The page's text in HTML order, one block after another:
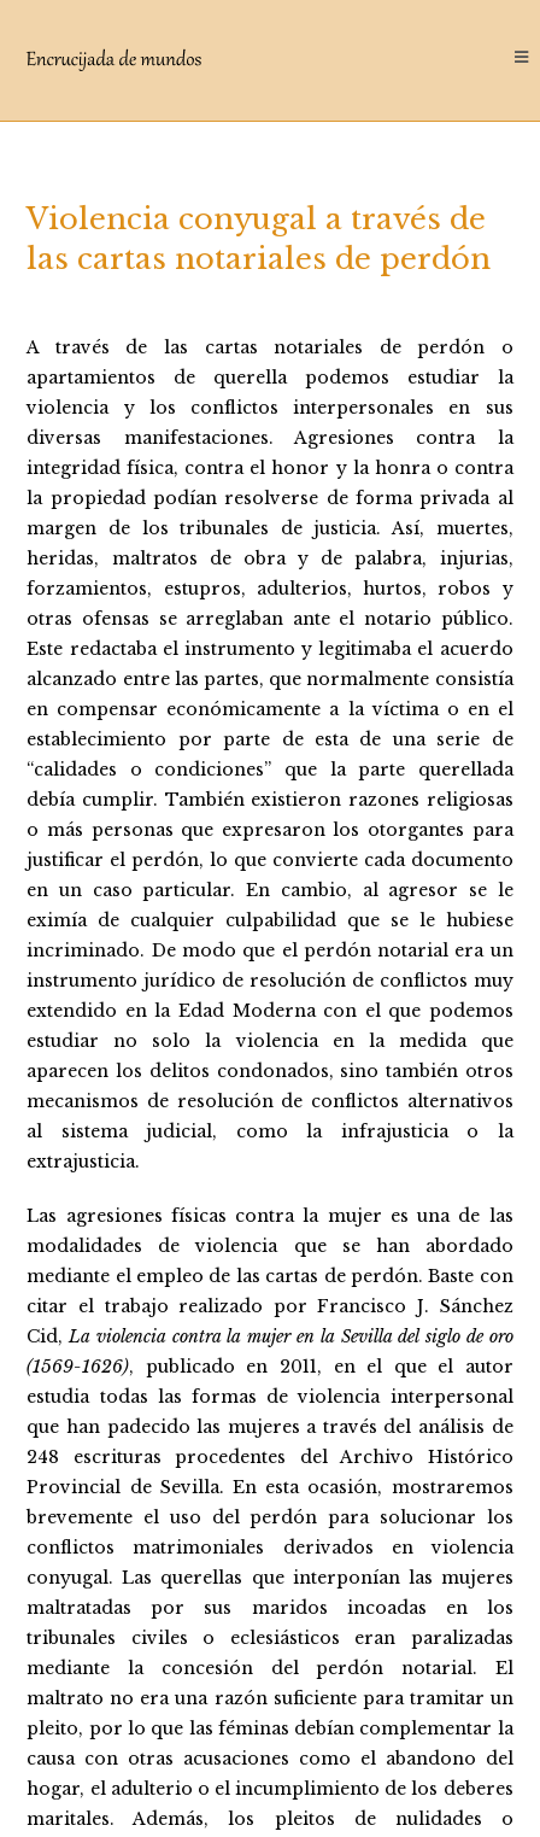
contenido
Violencia conyugal a través de
las cartas notariales de perdón
A través de las cartas notariales de perdón o
apartamientos de querella podemos estudiar la
violencia y los conflictos interpersonales en sus
diversas manifestaciones. Agresiones contra la
integridad física, contra el honor y la honra o contra
la propiedad podían resolverse de forma privada al
margen de los tribunales de justicia. Así, muertes,
heridas, maltratos de obra y de palabra, injurias,
forzamientos, estupros, adulterios, hurtos, robos y
otras ofensas se arreglaban ante el notario público.
Este redactaba el instrumento y legitimaba el acuerdo
alcanzado entre las partes, que normalmente consistía
en compensar económicamente a la víctima o en el
establecimiento por parte de esta de una serie de
“calidades o condiciones” que la parte querellada
debía cumplir. También existieron razones religiosas
o más personas que expresaron los otorgantes para
justificar el perdón, lo que convierte cada documento
en un caso particular. En cambio, al agresor se le
eximía de cualquier culpabilidad que se le hubiese
incriminado. De modo que el perdón notarial era un
instrumento jurídico de resolución de conflictos muy
extendido en la Edad Moderna con el que podemos
estudiar no solo la violencia en la medida que
aparecen los delitos condonados, sino también otros
mecanismos de resolución de conflictos alternativos
al sistema judicial, como la infrajusticia o la
extrajusticia.
Las agresiones físicas contra la mujer es una de las
modalidades de violencia que se han abordado
mediante el empleo de las cartas de perdón. Baste con
citar el trabajo realizado por Francisco J. Sánchez
Cid,La violencia contra la mujer en la Sevilla del siglo de oro
(1569-1626), publicado en 2011, en el que el autor
estudia todas las formas de violencia interpersonal
que han padecido las mujeres a través del análisis de
248 escrituras procedentes del Archivo Histórico
Provincial de Sevilla. En esta ocasión, mostraremos
brevemente el uso del perdón para solucionar los
conflictos matrimoniales derivados en violencia
conyugal. Las querellas que interponían las mujeres
maltratadas por sus maridos incoadas en los
tribunales civiles o eclesiásticos eran paralizadas
mediante la concesión del perdón notarial. El
maltrato no era una razón suficiente para tramitar un
pleito, por lo que las féminas debían complementar la
causa con otras acusaciones como el abandono del
hogar, el adulterio o el incumplimiento de los deberes
maritales. Además, los pleitos de nulidades o